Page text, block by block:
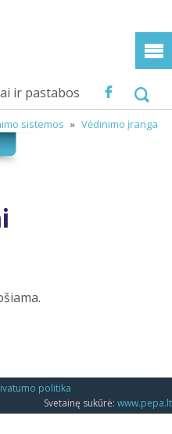
ir pastabos
sistemos » Vėdinimo įranga
politika
Svetainę sukūrė: www.pepa.lt